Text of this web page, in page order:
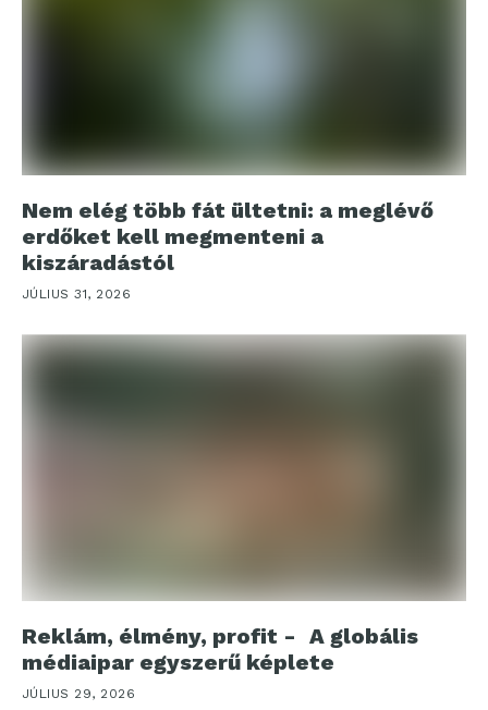
Nem elég több fát ültetni: a meglévő
erdőket kell megmenteni a
kiszáradástól
JÚLIUS 31, 2026
Reklám, élmény, profit - A globális
médiaipar egyszerű képlete
JÚLIUS 29, 2026